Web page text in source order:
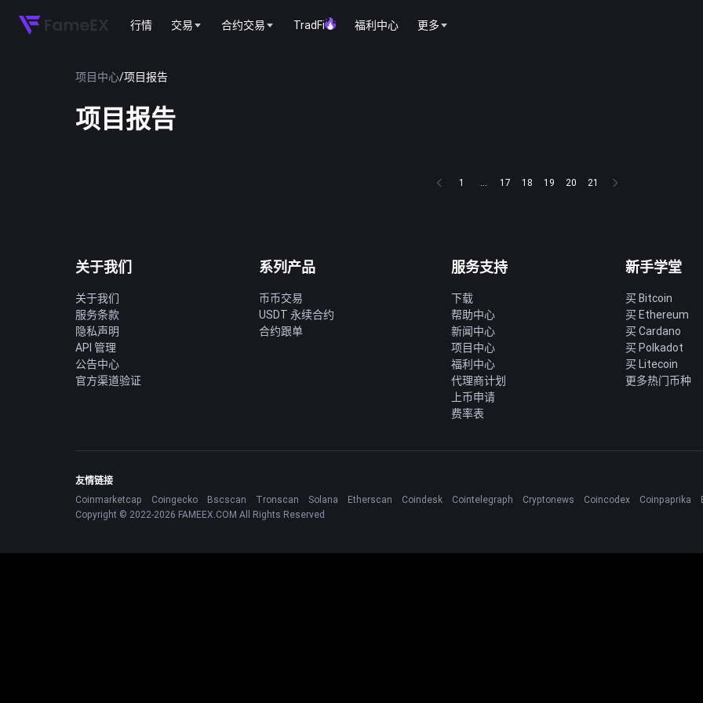
行情 交易 合约交易 TradFi 福利中心 更多
项目中心/项目报告
项目报告
1 ... 17 18 19 20 21
关于我们
关于我们
服务条款
隐私声明
API 管理
公告中心
官方渠道验证
系列产品
币币交易
USDT 永续合约
合约跟单
服务支持
下载
帮助中心
新闻中心
项目中心
福利中心
代理商计划
上币申请
费率表
新手学堂
买 Bitcoin
买 Ethereum
买 Cardano
买 Polkadot
买 Litecoin
更多热门币种
友情链接
Coinmarketcap
Coingecko Bscscan Tronscan Solana Etherscan Coindesk Cointelegraph Cryptonews Coincodex Coinpaprika
Copyright © 2022-2026 FAMEEX.COM All Rights Reserved